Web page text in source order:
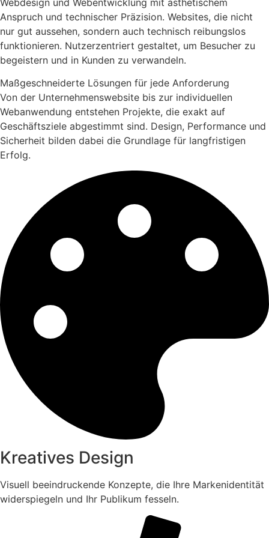
Anspruch und technischer Präzision. Websites, die nicht
nur gut aussehen, sondern auch technisch reibungslos
funktionieren. Nutzerzentriert gestaltet, um Besucher zu
begeistern und in Kunden zu verwandeln.
Maßgeschneiderte Lösungen für jede Anforderung
Von der Unternehmenswebsite bis zur individuellen
Webanwendung entstehen Projekte, die exakt auf
Geschäftsziele abgestimmt sind. Design, Performance und
Sicherheit bilden dabei die Grundlage für langfristigen
Erfolg.
Kreatives Design
Visuell beeindruckende Konzepte, die Ihre Markenidentität
widerspiegeln und Ihr Publikum fesseln.